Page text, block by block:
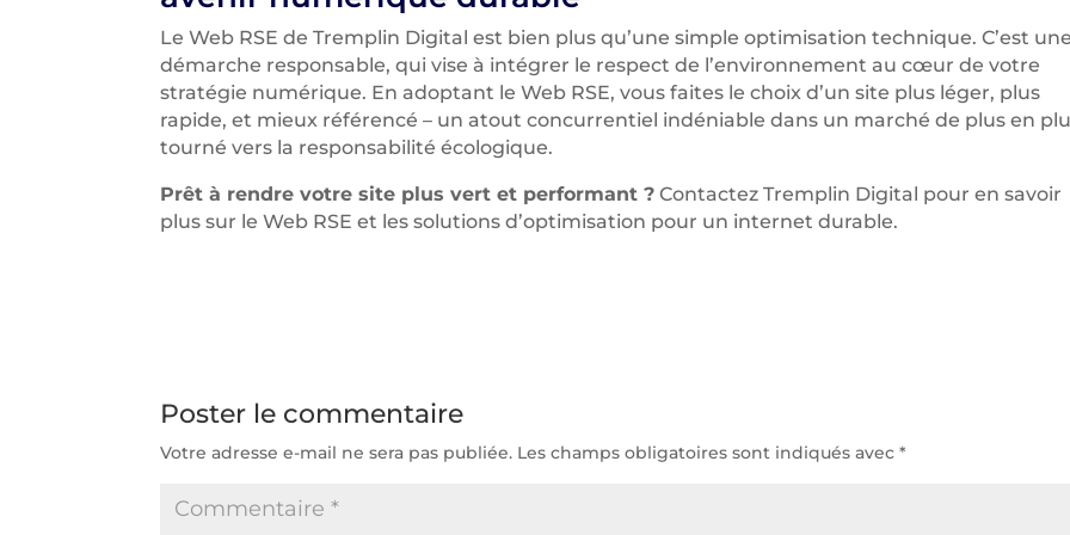
Le Web RSE de Tremplin Digital est bien plus qu’une simple optimisation technique. C’est
démarche responsable, qui vise à intégrer le respect de l’environnement au cœur de votre
stratégie numérique. En adoptant le Web RSE, vous faites le choix d’un site plus léger, plus
rapide, et mieux référencé – un atout concurrentiel indéniable dans un marché de plus en
tourné vers la responsabilité écologique.
Prêt à rendre votre site plus vert et performant ? Contactez Tremplin Digital pour en savoir
plus sur le Web RSE et les solutions d’optimisation pour un internet durable.
Poster le commentaire
Votre adresse e-mail ne sera pas publiée. Les champs obligatoires sont indiqués avec*